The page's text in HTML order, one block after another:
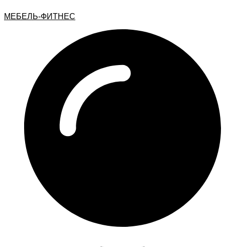
МЕБЕЛЬ-ФИТНЕС